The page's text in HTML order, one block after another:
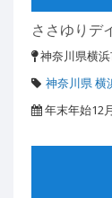
ささゆりデ
神奈川県横
神奈川県 横
年末年始12